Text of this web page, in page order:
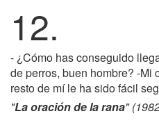
12.
- ¿Cómo has conseguido
de perros, buen hombre? -Mi
resto de mí le ha sido fácil
"La oración de la rana"